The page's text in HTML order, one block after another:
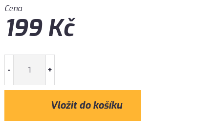
Cena
199Kč
- +